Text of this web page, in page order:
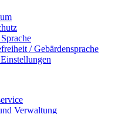
/ Gebärdensprache
Verwaltung